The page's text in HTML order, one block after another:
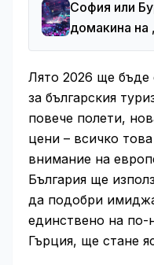
София или
домакина на
Лято 2026 ще бъде
за българския
повече полети,
цени – всичко
внимание на
България ще
да подобри
единствено на по-
Гърция, ще стане